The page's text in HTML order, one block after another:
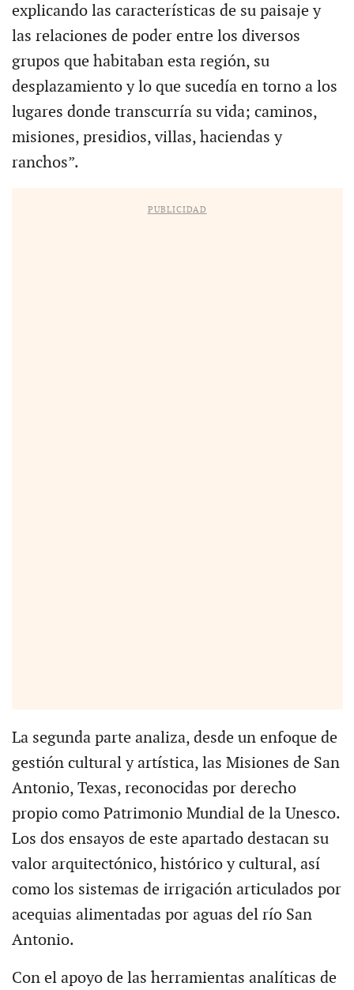
explicando las características de su paisaje y
las relaciones de poder entre los diversos
grupos que habitaban esta región, su
desplazamiento y lo que sucedía en torno a los
lugares donde transcurría su vida; caminos,
misiones, presidios, villas, haciendas y
ranchos”.
PUBLICIDAD
La segunda parte analiza, desde un enfoque de
gestión cultural y artística, las Misiones de San
Antonio, Texas, reconocidas por derecho
propio como Patrimonio Mundial de la Unesco.
Los dos ensayos de este apartado destacan su
valor arquitectónico, histórico y cultural, así
como los sistemas de irrigación articulados por
acequias alimentadas por aguas del río San
Antonio.
Con el apoyo de las herramientas analíticas de